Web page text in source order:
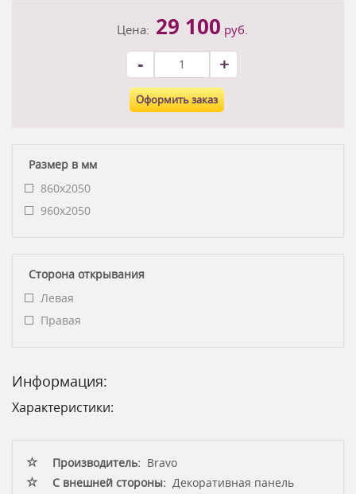
Цена: 29 100 руб.
- +
Оформить заказ
Размер в мм
860x2050
960x2050
Сторона открывания
Левая
Правая
Информация:
Характеристики:
Производитель: Bravo
С внешней стороны: Декоративная панель